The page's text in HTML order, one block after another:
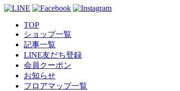
TOP
ショップ一覧
記事一覧
LINE友だち登録
会員クーポン
お知らせ
フロアマップ一覧